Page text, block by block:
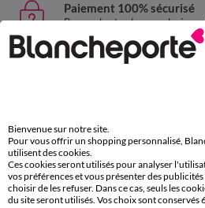
Paiement 100% sécurisé
Payez plus tard ou en plusieurs
Livraison express
sous 30 jours avec Mondial
Service clients
par chat et par téléphone
de 8h00 à 20h00 du lundi au
Bienvenue sur notre site.
Pour vous offrir un shopping personnalisé,
utilisent des cookies.
Ces cookies seront utilisés pour analyser
vos préférences et vous présenter des
choisir de les refuser. Dans ce cas, seuls les
du site seront utilisés. Vos choix sont conservés